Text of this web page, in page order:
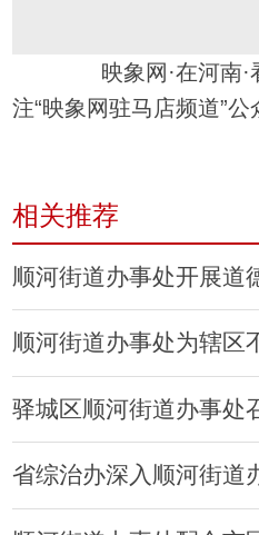
映象网·在河南·看
注“映象网驻马店频道”
相关推荐
顺河街道办事处开展道
顺河街道办事处为辖区
驿城区顺河街道办事处
省综治办深入顺河街道